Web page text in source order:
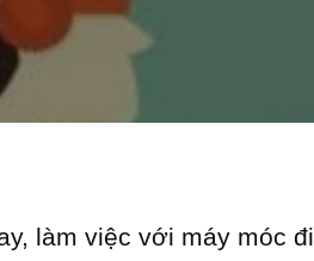
làm việc với máy móc